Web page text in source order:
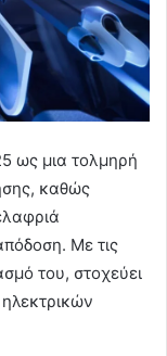
ως μια τολμηρή
καθώς
Με τις
του, στοχεύει